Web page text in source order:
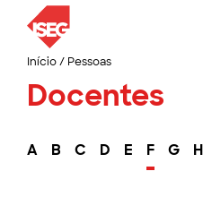
Início/ Pessoas
Docentes
A B C D E F G H